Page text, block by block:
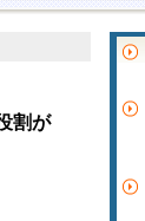
割が